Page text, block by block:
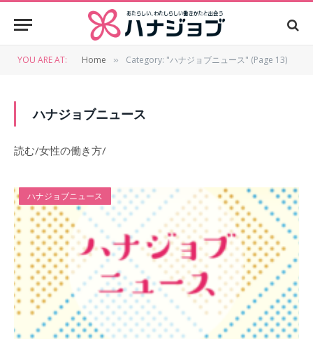
YOU ARE AT: Home » Category: "ハナジョブニュース" (Page 13)
ハナジョブニュース
読む/女性の働き方/
ハナジョブニュース